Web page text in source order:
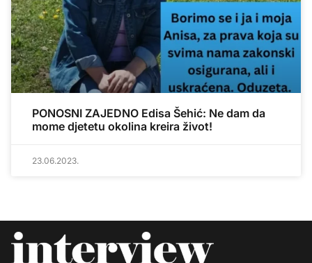
PONOSNI ZAJEDNO Edisa Šehić: Ne dam da
mome djetetu okolina kreira život!
23.06.2023.